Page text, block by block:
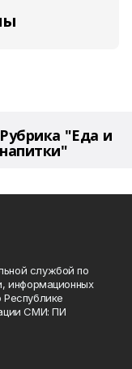
Рубрика "Еда и
напитки"
службой по
информационных
СМИ: ПИ